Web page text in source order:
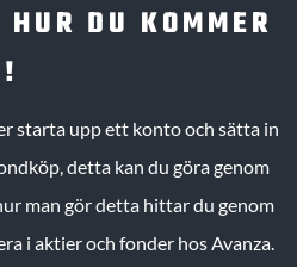
DU KOMMER
starta upp ett konto och sätta in
detta kan du göra genom
man gör detta hittar du genom
i aktier och fonder hos Avanza.